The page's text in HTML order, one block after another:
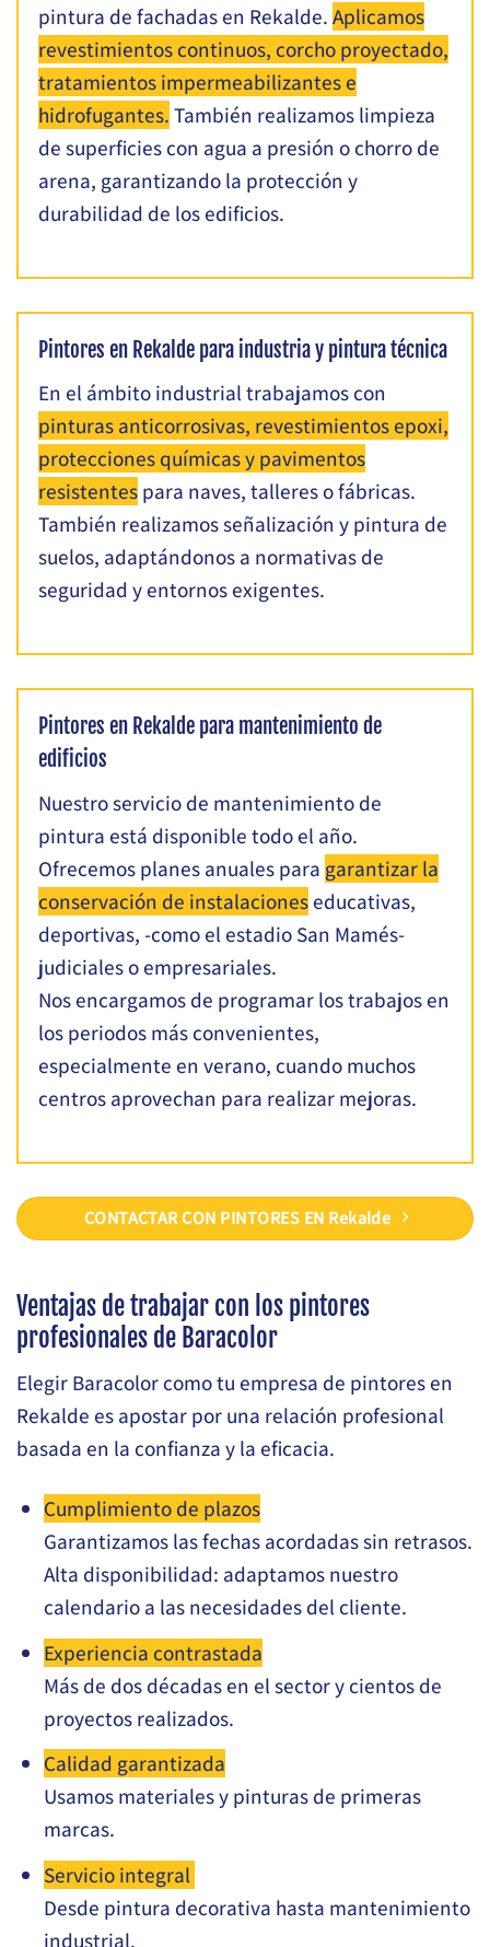
pintura de fachadas en Rekalde.Aplicamos
revestimientos continuos, corcho proyectado,
tratamientos impermeabilizantes e
hidrofugantes.También realizamos limpieza
de superficies con agua a presión o chorro de
arena, garantizando la protección y
durabilidad de los edificios.
Pintores en Rekalde para industria y pintura técnica
En el ámbito industrial trabajamos con
pinturas anticorrosivas, revestimientos epoxi,
protecciones químicas y pavimentos
resistentespara naves, talleres o fábricas.
También realizamos señalización y pintura de
suelos, adaptándonos a normativas de
seguridad y entornos exigentes.
Pintores en Rekalde para mantenimiento de
edificios
Nuestro servicio de mantenimiento de
pintura está disponible todo el año.
Ofrecemos planes anuales para garantizar la
conservación de instalacioneseducativas,
deportivas, -como el estadio San Mamés-
judiciales o empresariales.
Nos encargamos de programar los trabajos en
los periodos más convenientes,
especialmente en verano, cuando muchos
centros aprovechan para realizar mejoras.
CONTACTAR CON PINTORES EN Rekalde
Ventajas de trabajar con los pintores
profesionales de Baracolor
Elegir Baracolor como tu empresa de pintores en
Rekalde es apostar por una relación profesional
basada en la confianza y la eficacia.
Cumplimiento de plazos
Garantizamos las fechas acordadas sin retrasos.
Alta disponibilidad: adaptamos nuestro
calendario a las necesidades del cliente.
Experiencia contrastada
Más de dos décadas en el sector y cientos de
proyectos realizados.
Calidad garantizada
Usamos materiales y pinturas de primeras
marcas.
Servicio integral
Desde pintura decorativa hasta mantenimiento
industrial.